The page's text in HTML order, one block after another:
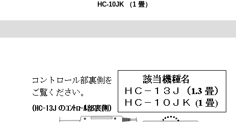
HC-10JK （1 畳）